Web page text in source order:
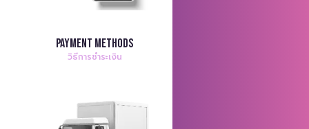
Payment Methods
วิธีการชำระเงิน